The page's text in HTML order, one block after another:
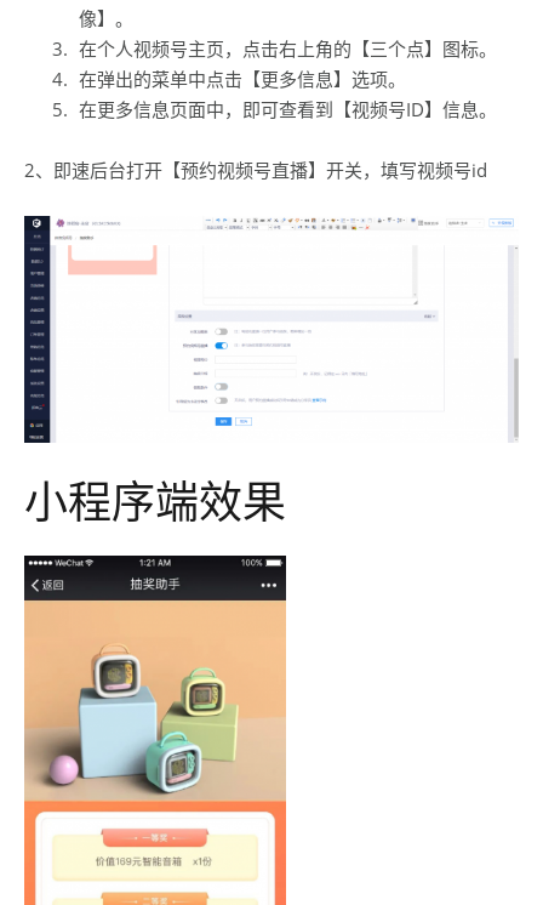
像】。
在个人视频号主页，点击右上角的【三个点】图标。
在弹出的菜单中点击【更多信息】选项。
在更多信息页面中，即可查看到【视频号ID】信息。
2、即速后台打开【预约视频号直播】开关，填写视频号id
小程序端效果